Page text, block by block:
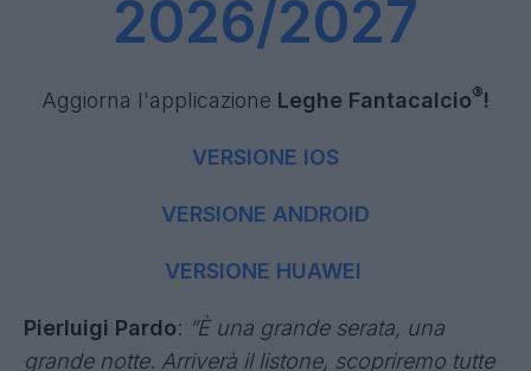
Sono stati analizzati i profili calcistici e fantacalcistici
dei calciatori in vista dell'Asta Fantacalcio®
SCARICA IL
LISTONE
FANTACALCIO
2026/2027